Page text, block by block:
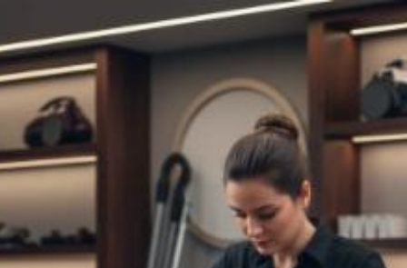
Quanto costa riparare
aspirapolvere a
Monza? Prezzi e
tariffe 2026